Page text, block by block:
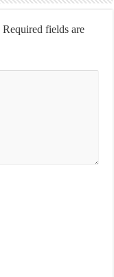
Required fields are